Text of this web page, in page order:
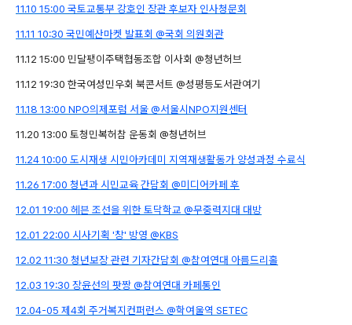
11.10 15:00 국토교통부 강호인 장관 후보자 인사청문회
11.11 10:30 국민예산마켓 발표회 @국회 의원회관
11.12 15:00 민달팽이주택협동조합 이사회 @청년허브
11.12 19:30 한국여성민우회 북콘서트 @성평등도서관여기
11.18 13:00 NPO의제포럼 서울 @서울시NPO지원센터
11.20 13:00 토청민복허참 운동회 @청년허브
11.24 10:00 도시재생 시민아카데미 지역재생활동가 양성과정 수료식
11.26 17:00 청년과 시민교육 간담회 @미디어카페 후
12.01 19:00 헤븐 조선을 위한 토닥학교 @무중력지대 대방
12.01 22:00 시사기획 '창' 방영 @KBS
12.02 11:30 청년보장 관련 기자간담회 @참여연대 아름드리홀
12.03 19:30 장윤선의 팟짱 @참여연대 카페통인
12.04-05 제4회 주거복지컨퍼런스 @학여울역 SETEC